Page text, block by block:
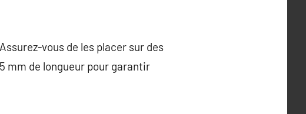
vous de les placer sur des
mm de longueur pour garantir